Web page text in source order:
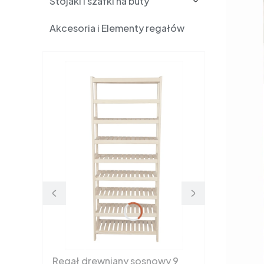
Akcesoria i Elementy regałów
Regał drewniany sosnowy 9